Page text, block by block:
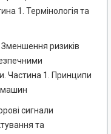
1. Термінологія та
ризиків
Частина 1. Принципи
машин
сигнали
та